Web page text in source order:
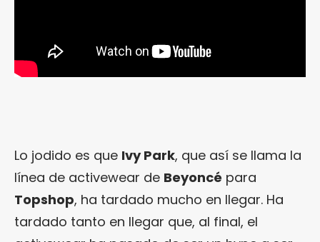
Lo jodido es que Ivy Park, que así se llama la
línea de activewear de Beyoncé para
Topshop, ha tardado mucho en llegar. Ha
tardado tanto en llegar que, al final, el